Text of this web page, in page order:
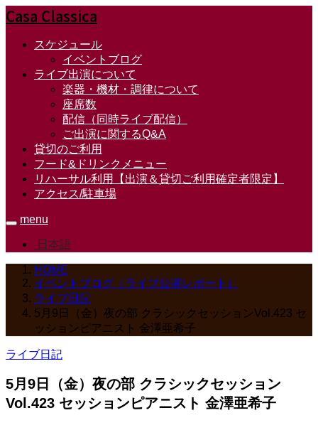
Casa Classica
スケジュール
イベントブログ
ライブ出演について
楽器・機材・調律について
座席数
配信（同時ライブ配信）
ご出演に関するQ&A
貸切のご利用
フード&ドリンクメニュー
リハーサル利用【出演＆貸切ご利用確定者限定】
アクセス/駐車場
menu
日本語
HOME
イベントブログ（ライブ公演レポート）
ライブ日記
5月9日（金）夜の部 クラシックセッションVol.423 セ
ッションピアニスト 金澤亜希子
ライブ日記
5月9日（金）夜の部 クラシックセッション
Vol.423 セッションピアニスト 金澤亜希子